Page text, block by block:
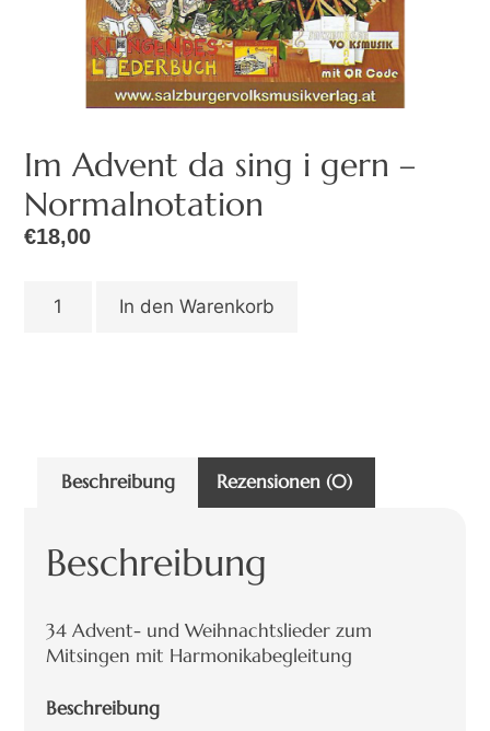
Im Advent da sing i gern –
Normalnotation
€18,00
In den Warenkorb
Beschreibung Rezensionen (0)
Beschreibung
34 Advent- und Weihnachtslieder zum
Mitsingen mit Harmonikabegleitung
Beschreibung